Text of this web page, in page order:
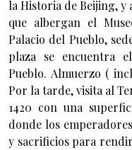
la Historia de Beijing, y
que albergan el
Palacio del Pueblo,
plaza se encuentra
Pueblo. Almuerzo (
Por la tarde, visita al
1420 con una
donde los
y sacrificios para